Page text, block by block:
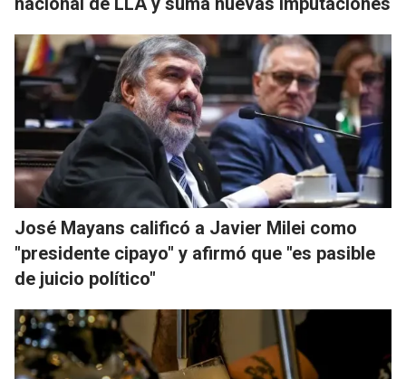
José Mayans calificó a Javier Milei como
"presidente cipayo" y afirmó que "es pasible
de juicio político"